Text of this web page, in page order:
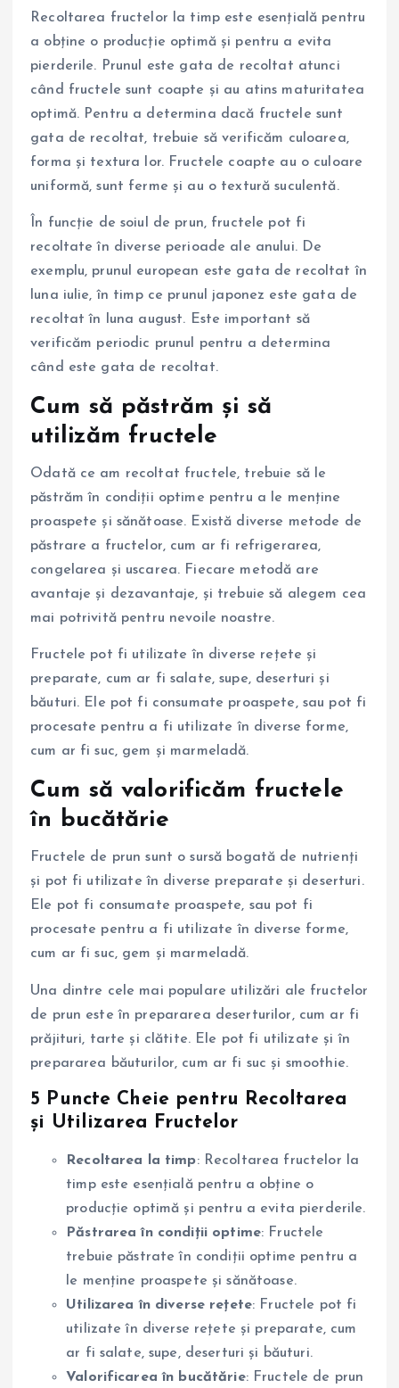
Recoltarea fructelor la timp este esențială pentru
a obține o producție optimă și pentru a evita
pierderile. Prunul este gata de recoltat atunci
când fructele sunt coapte și au atins maturitatea
optimă. Pentru a determina dacă fructele sunt
gata de recoltat, trebuie să verificăm culoarea,
forma și textura lor. Fructele coapte au o culoare
uniformă, sunt ferme și au o textură suculentă.
În funcție de soiul de prun, fructele pot fi
recoltate în diverse perioade ale anului. De
exemplu, prunul european este gata de recoltat în
luna iulie, în timp ce prunul japonez este gata de
recoltat în luna august. Este important să
verificăm periodic prunul pentru a determina
când este gata de recoltat.
Cum să păstrăm și să
utilizăm fructele
Odată ce am recoltat fructele, trebuie să le
păstrăm în condiții optime pentru a le menține
proaspete și sănătoase. Există diverse metode de
păstrare a fructelor, cum ar fi refrigerarea,
congelarea și uscarea. Fiecare metodă are
avantaje și dezavantaje, și trebuie să alegem cea
mai potrivită pentru nevoile noastre.
Fructele pot fi utilizate în diverse rețete și
preparate, cum ar fi salate, supe, deserturi și
băuturi. Ele pot fi consumate proaspete, sau pot fi
procesate pentru a fi utilizate în diverse forme,
cum ar fi suc, gem și marmeladă.
Cum să valorificăm fructele
în bucătărie
Fructele de prun sunt o sursă bogată de nutrienți
și pot fi utilizate în diverse preparate și deserturi.
Ele pot fi consumate proaspete, sau pot fi
procesate pentru a fi utilizate în diverse forme,
cum ar fi suc, gem și marmeladă.
Una dintre cele mai populare utilizări ale fructelor
de prun este în prepararea deserturilor, cum ar fi
prăjituri, tarte și clătite. Ele pot fi utilizate și în
prepararea băuturilor, cum ar fi suc și smoothie.
5 Puncte Cheie pentru Recoltarea
și Utilizarea Fructelor
Recoltarea la timp: Recoltarea fructelor la
timp este esențială pentru a obține o
producție optimă și pentru a evita pierderile.
Păstrarea în condiții optime: Fructele
trebuie păstrate în condiții optime pentru a
le menține proaspete și sănătoase.
Utilizarea în diverse rețete: Fructele pot fi
utilizate în diverse rețete și preparate, cum
ar fi salate, supe, deserturi și băuturi.
Valorificarea în bucătărie: Fructele de prun